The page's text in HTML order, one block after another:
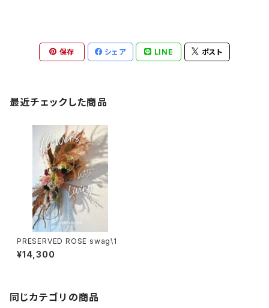
保存 シェア LINE ポスト
最近チェックした商品
PRESERVED ROSE swag\1
¥14,300
同じカテゴリの商品